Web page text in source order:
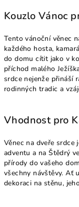
Kouzlo Vánoc
Tento vánoční věnec
každého hosta,
do domu cítit jako v
příchod malého
srdce nejenže přináší
rodinných tradic a
Vhodnost pro
Věnec na dveře srdce
adventu a na Štědrý
přírody do vašeho
všechny návštěvy. Ať
dekoraci na stěnu,